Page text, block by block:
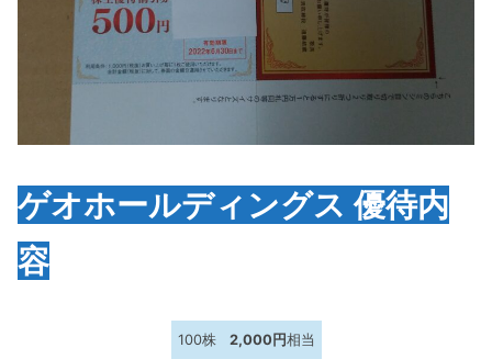
ゲオホールディングス 優待内
容
100株 2,000円相当